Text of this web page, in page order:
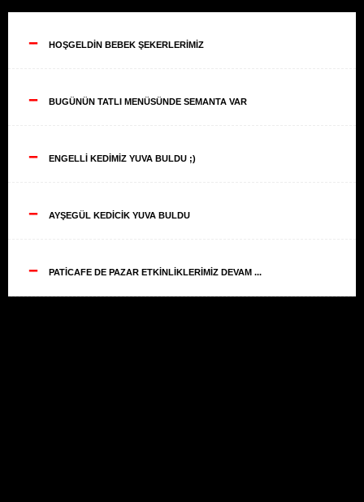
-- HOŞGELDİN BEBEK ŞEKERLERİMİZ
-- BUGÜNÜN TATLI MENÜSÜNDE SEMANTA VAR
-- ENGELLİ KEDİMİZ YUVA BULDU ;)
-- AYŞEGÜL KEDİCİK YUVA BULDU
-- PATİCAFE DE PAZAR ETKİNLİKLERİMİZ DEVAM ...